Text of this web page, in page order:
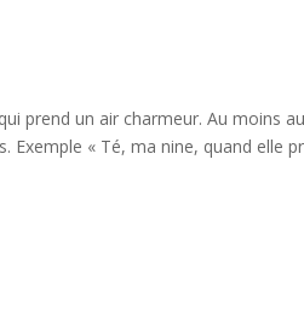
prend un air charmeur. Au moins
Exemple « Té, ma nine, quand elle